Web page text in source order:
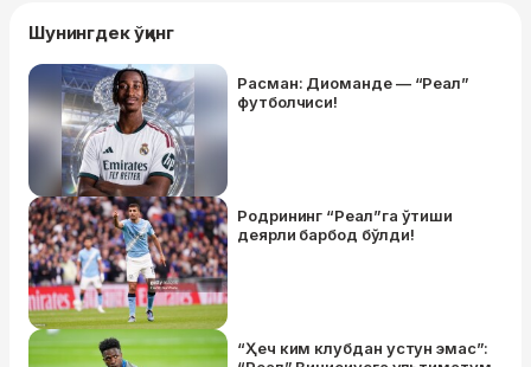
Шунингдек ўқинг
Расман: Диоманде — “Реал”
футболчиси!
Родрининг “Реал”га ўтиши
деярли барбод бўлди!
“Ҳеч ким клубдан устун эмас”: